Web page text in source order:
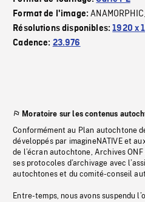
Format de l'image:
Résolutions disponibles:1920 x
Cadence: 23.976
Moratoire sur les contenus
Conformément au Plan autochtone
développés par imagineNATIVE et
de l’écran autochtone, Archives
ses protocoles d’archivage avec
autochtones et du comité-conseil
Entre-temps, nous avons suspendu